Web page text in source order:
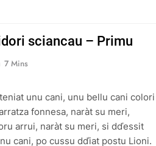
sciancau – Primu
7 Mins
unu cani, unu bellu cani colori
fonnesa, naràt su meri,
arrui, naràt su meri, si dďessit
cani, po cussu dďiat postu Lioni.